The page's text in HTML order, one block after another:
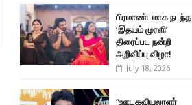
பிரமாண்டமாக நடந்த
‘இதயம் முரளி’
திரைப்பட நன்றி
அறிவிப்பு விழா!
July 18, 2026
”ஊடகவியலாளர்